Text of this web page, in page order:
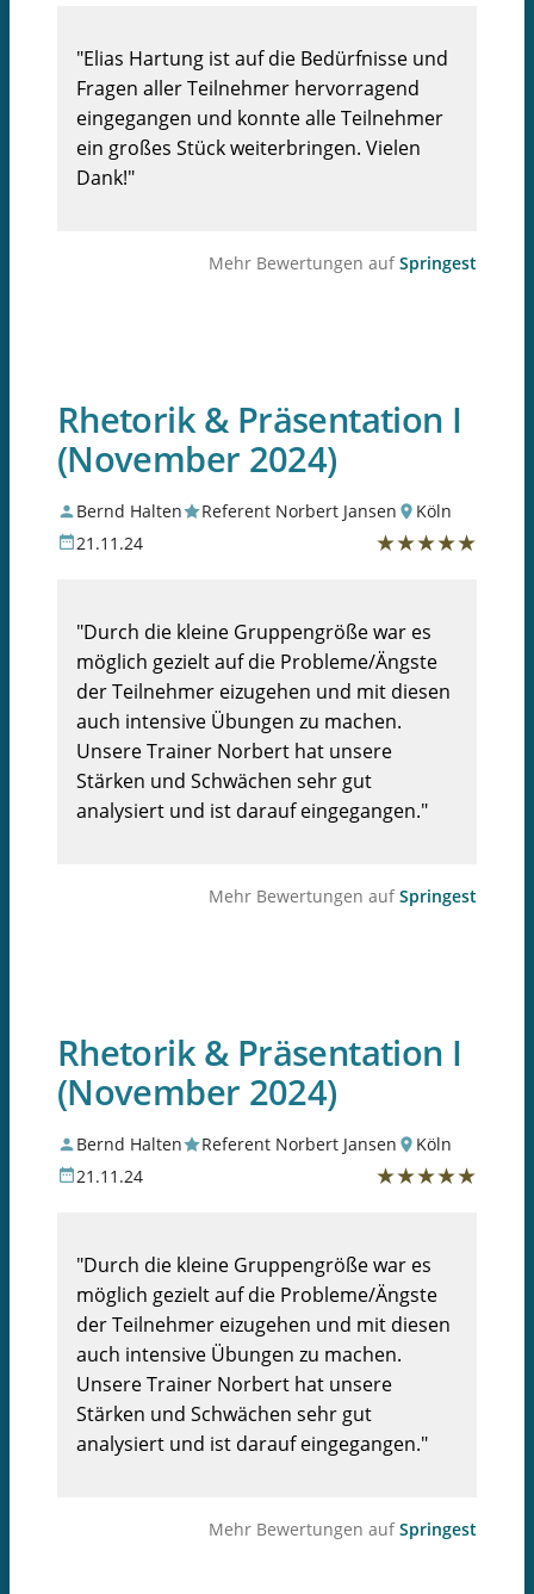
"Elias Hartung ist auf die Bedürfnisse und
Fragen aller Teilnehmer hervorragend
eingegangen und konnte alle Teilnehmer
ein großes Stück weiterbringen. Vielen
Dank!"
Mehr Bewertungen aufSpringest
Rhetorik & Präsentation I
(November 2024)
Bernd Halten Referent Norbert Jansen
Köln
21.11.24
★★★★★
"Durch die kleine Gruppengröße war es
möglich gezielt auf die Probleme/Ängste
der Teilnehmer eizugehen und mit diesen
auch intensive Übungen zu machen.
Unsere Trainer Norbert hat unsere
Stärken und Schwächen sehr gut
analysiert und ist darauf eingegangen."
Mehr Bewertungen aufSpringest
Rhetorik & Präsentation I
(November 2024)
Bernd Halten Referent Norbert Jansen
Köln
21.11.24
★★★★★
"Durch die kleine Gruppengröße war es
möglich gezielt auf die Probleme/Ängste
der Teilnehmer eizugehen und mit diesen
auch intensive Übungen zu machen.
Unsere Trainer Norbert hat unsere
Stärken und Schwächen sehr gut
analysiert und ist darauf eingegangen."
Mehr Bewertungen aufSpringest